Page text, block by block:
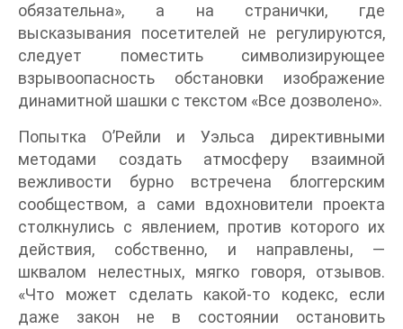
обязательна», а на странички, где
высказывания посетителей не регулируются,
следует поместить символизирующее
взрывоопасность обстановки изображение
динамитной шашки с текстом «Все дозволено».
Попытка О’Рейли и Уэльса директивными
методами создать атмосферу взаимной
вежливости бурно встречена блоггерским
сообществом, а сами вдохновители проекта
столкнулись с явлением, против которого их
действия, собственно, и направлены, —
шквалом нелестных, мягко говоря, отзывов.
«Что может сделать какой-то кодекс, если
даже закон не в состоянии остановить